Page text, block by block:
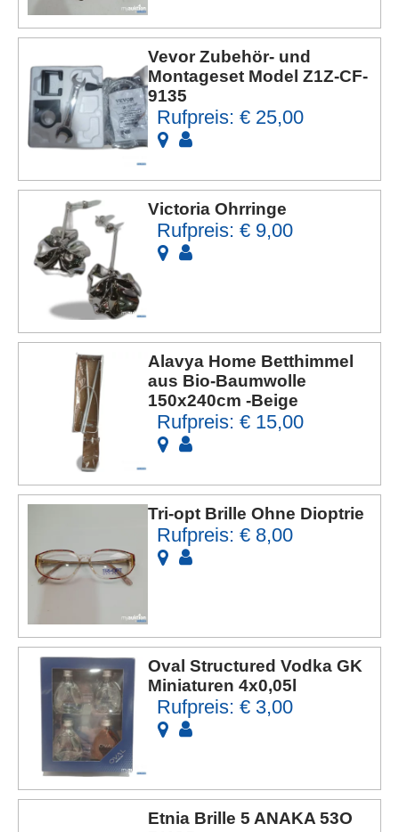
Vevor Zubehör- und
Montageset Model Z1Z-CF-
9135
Rufpreis: € 25,00
Victoria Ohrringe
Rufpreis: € 9,00
Alavya Home Betthimmel
aus Bio-Baumwolle
150x240cm -Beige
Rufpreis: € 15,00
Tri-opt Brille Ohne Dioptrie
Rufpreis: € 8,00
Oval Structured Vodka GK
Miniaturen 4x0,05l
Rufpreis: € 3,00
Etnia Brille 5 ANAKA 53O